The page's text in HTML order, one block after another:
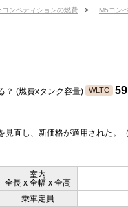
コンペティションの燃費 > M5コン
？ (燃費xタンク容量) WLTC
見直し、新価格が適用された。
室内
全長 x 全幅 x 全高
乗車定員